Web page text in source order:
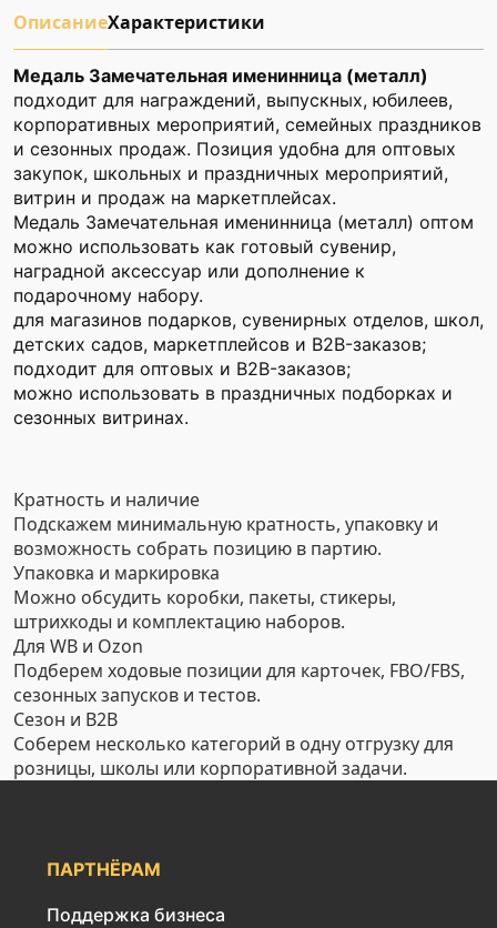
ОписаниеХарактеристики
Медаль Замечательная именинница (металл)
подходит для награждений, выпускных, юбилеев,
корпоративных мероприятий, семейных праздников
и сезонных продаж. Позиция удобна для оптовых
закупок, школьных и праздничных мероприятий,
витрин и продаж на маркетплейсах.
Медаль Замечательная именинница (металл) оптом
можно использовать как готовый сувенир,
наградной аксессуар или дополнение к
подарочному набору.
для магазинов подарков, сувенирных отделов, школ,
детских садов, маркетплейсов и B2B-заказов;
подходит для оптовых и B2B-заказов;
можно использовать в праздничных подборках и
сезонных витринах.
Кратность и наличие
Подскажем минимальную кратность, упаковку и
возможность собрать позицию в партию.
Упаковка и маркировка
Можно обсудить коробки, пакеты, стикеры,
штрихкоды и комплектацию наборов.
Для WB и Ozon
Подберем ходовые позиции для карточек, FBO/FBS,
сезонных запусков и тестов.
Сезон и B2B
Соберем несколько категорий в одну отгрузку для
розницы, школы или корпоративной задачи.
ПАРТНЁРАМ
Поддержка бизнеса